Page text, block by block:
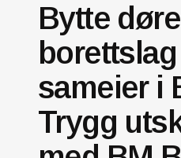
Bytte
sameier i
Trygg